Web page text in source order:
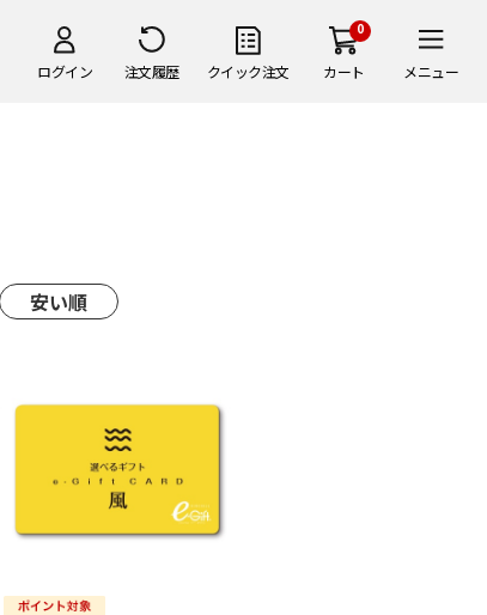
ログイン 注文履歴 クイック注文
0
カート メニュー
安い順